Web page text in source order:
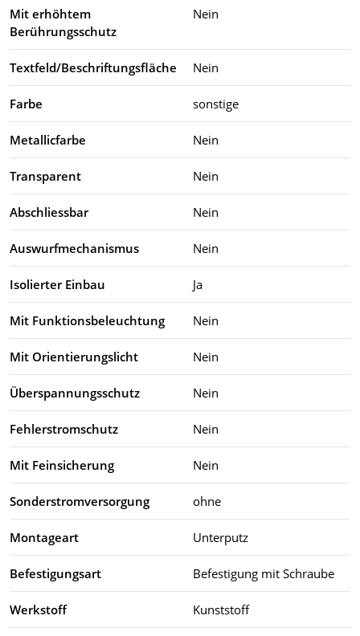
Mit erhöhtem
Berührungsschutz
Nein
Textfeld/Beschriftungsfläche Nein
Farbe sonstige
Metallicfarbe Nein
Transparent Nein
Abschliessbar Nein
Auswurfmechanismus Nein
Isolierter Einbau Ja
Mit Funktionsbeleuchtung Nein
Mit Orientierungslicht Nein
Überspannungsschutz Nein
Fehlerstromschutz Nein
Mit Feinsicherung Nein
Sonderstromversorgung ohne
Montageart Unterputz
Befestigungsart Befestigung mit Schraube
Werkstoff Kunststoff